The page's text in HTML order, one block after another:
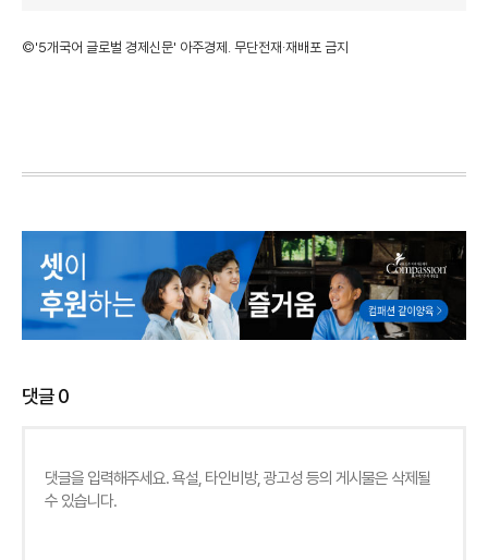
©'5개국어 글로벌 경제신문' 아주경제. 무단전재·재배포 금지
댓글0